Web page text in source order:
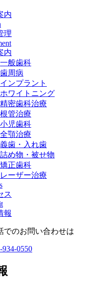
内
理
内
一般歯科
歯周病
インプラント
ホワイトニング
精密歯科治療
根管治療
小児歯科
全顎治療
義歯・入れ歯
詰め物・被せ物
矯正歯科
レーザー治療
ス
報
でのお問い合わせは